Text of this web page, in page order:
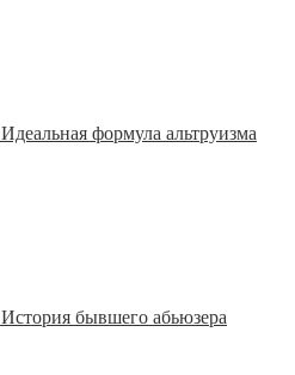
Идеальная формула альтруизма
История бывшего абьюзера